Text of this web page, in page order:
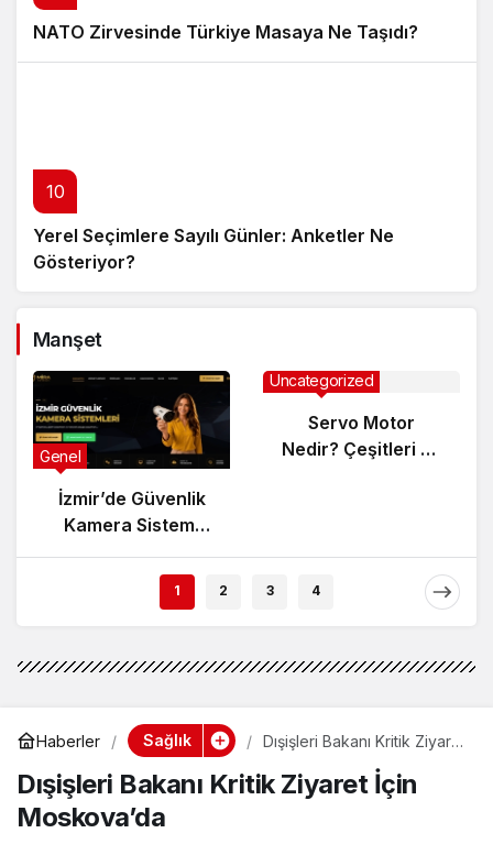
NATO Zirvesinde Türkiye Masaya Ne Taşıdı?
10
Yerel Seçimlere Sayılı Günler: Anketler Ne
Gösteriyor?
Manşet
Genel
İzmir’de Güvenlik
Kamera Sistemi
Kurarken Nelere
Dikkat Edilmeli?
Uncategorized
Servo Motor
Nedir? Çeşitleri ve
1 2 3 4
Haberler Sağlık
Dışişleri Bakanı Kritik Ziyaret
Dışişleri Bakanı Kritik Ziyaret İçin
Moskova’da